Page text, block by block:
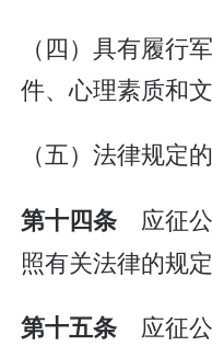
（四）具有履行
件、心理素质和
（五）法律规定
第十四条 应征
照有关法律的规定
第十五条 应征